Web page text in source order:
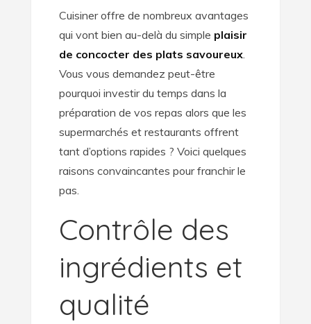
Cuisiner offre de nombreux avantages
qui vont bien au-delà du simple plaisir
de concocter des plats savoureux.
Vous vous demandez peut-être
pourquoi investir du temps dans la
préparation de vos repas alors que les
supermarchés et restaurants offrent
tant d’options rapides ? Voici quelques
raisons convaincantes pour franchir le
pas.
Contrôle des
ingrédients et
qualité